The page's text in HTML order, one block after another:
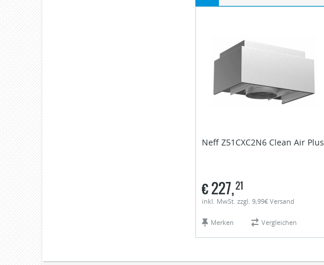
Neff Z51CXC2N6 Clean Air Plus
€227,21
inkl. MwSt. zzgl. 9,99€ Versand
Merken Vergleichen